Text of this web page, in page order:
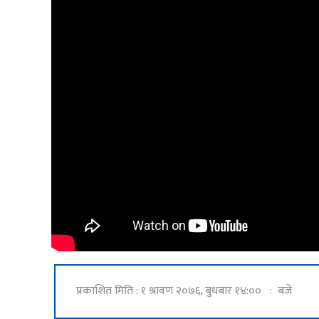
प्रकाशित मिति : १ श्रावण २०७६, बुधबार १४:०० : बजे